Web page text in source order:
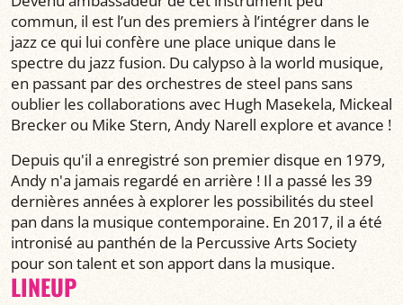
commun, il est l’un des premiers à l’intégrer dans le
jazz ce qui lui confère une place unique dans le
spectre du jazz fusion. Du calypso à la world musique,
en passant par des orchestres de steel pans sans
oublier les collaborations avec Hugh Masekela, Mickeal
Brecker ou Mike Stern, Andy Narell explore et avance !
Depuis qu'il a enregistré son premier disque en 1979,
Andy n'a jamais regardé en arrière ! Il a passé les 39
dernières années à explorer les possibilités du steel
pan dans la musique contemporaine. En 2017, il a été
intronisé au panthén de la Percussive Arts Society
pour son talent et son apport dans la musique.
LINEUP